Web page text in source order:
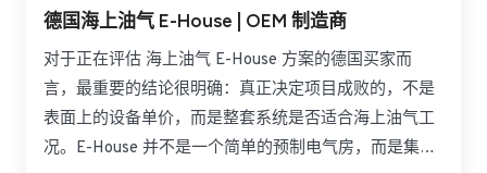
德国海上油气 E-House | OEM 制造商
对于正在评估 海上油气 E-House 方案的德国买家而
言，最重要的结论很明确：真正决定项目成败的，不是
表面上的设备单价，而是整套系统是否适合海上油气工
况。E-House 并不是一个简单的预制电气房，而是集成